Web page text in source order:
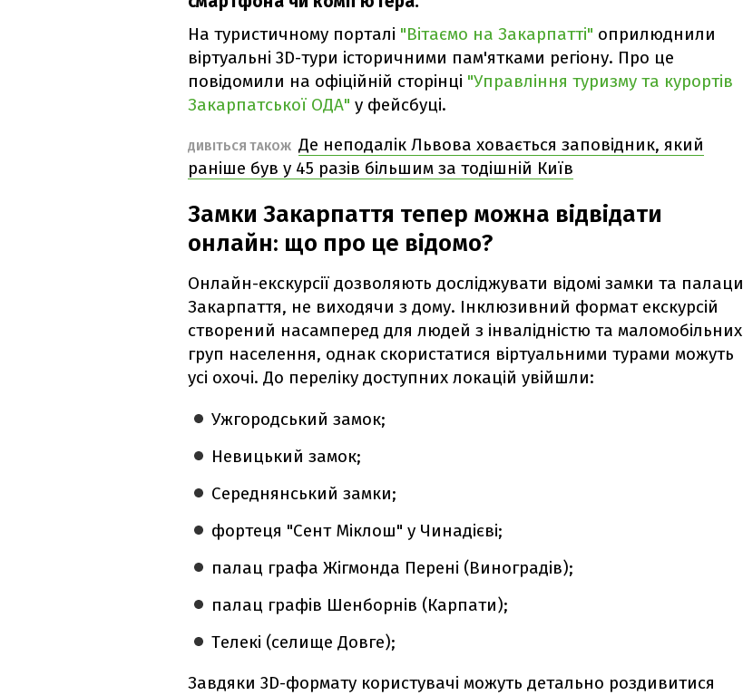
На туристичному порталі "Вітаємо на Закарпатті" оприлюднили
віртуальні 3D-тури історичними пам'ятками регіону. Про це
повідомили на офіційній сторінці "Управління туризму та курортів
Закарпатської ОДА" у фейсбуці.
ДИВІТЬСЯ ТАКОЖ Де неподалік Львова ховається заповідник, який
раніше був у 45 разів більшим за тодішній Київ
Замки Закарпаття тепер можна відвідати
онлайн: що про це відомо?
Онлайн-екскурсії дозволяють досліджувати відомі замки та палаци
Закарпаття, не виходячи з дому. Інклюзивний формат екскурсій
створений насамперед для людей з інвалідністю та маломобільних
груп населення, однак скористатися віртуальними турами можуть
усі охочі. До переліку доступних локацій увійшли:
Ужгородський замок;
Невицький замок;
Середнянський замки;
фортеця "Сент Міклош" у Чинадієві;
палац графа Жігмонда Перені (Виноградів);
палац графів Шенборнів (Карпати);
Телекі (селище Довге);
Завдяки 3D-формату користувачі можуть детально роздивитися